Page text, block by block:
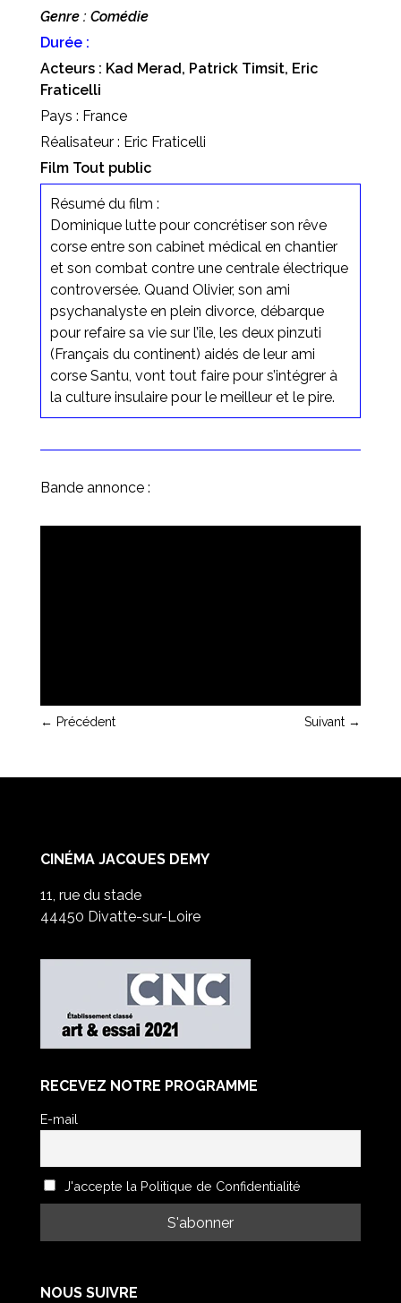
Genre : Comédie
Durée :
Acteurs : Kad Merad, Patrick Timsit, Eric
Fraticelli
Pays : France
Réalisateur : Eric Fraticelli
Film Tout public
Résumé du film :
Dominique lutte pour concrétiser son rêve
corse entre son cabinet médical en chantier
et son combat contre une centrale électrique
controversée. Quand Olivier, son ami
psychanalyste en plein divorce, débarque
pour refaire sa vie sur l’île, les deux pinzuti
(Français du continent) aidés de leur ami
corse Santu, vont tout faire pour s’intégrer à
la culture insulaire pour le meilleur et le pire.
Bande annonce :
← Précédent Suivant →
CINÉMA JACQUES DEMY
11, rue du stade
44450 Divatte-sur-Loire
RECEVEZ NOTRE PROGRAMME
E-mail
J'accepte la Politique de Confidentialité
NOUS SUIVRE